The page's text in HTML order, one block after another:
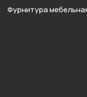
Фурнитура